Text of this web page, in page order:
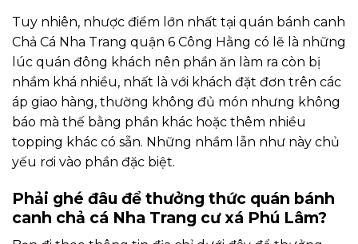
Tuy nhiên, nhược điểm lớn nhất tại quán bánh canh
Chả Cá Nha Trang quận 6 Công Hằng có lẽ là những
lúc quán đông khách nên phần ăn làm ra còn bị
nhầm khá nhiều, nhất là với khách đặt đơn trên các
áp giao hàng, thường không đủ món nhưng không
báo mà thế bằng phần khác hoặc thêm nhiều
topping khác có sẵn. Những nhầm lẫn như này chủ
yếu rơi vào phần đặc biệt.
Phải ghé đâu để thưởng thức quán bánh
canh chả cá Nha Trang cư xá Phú Lâm?